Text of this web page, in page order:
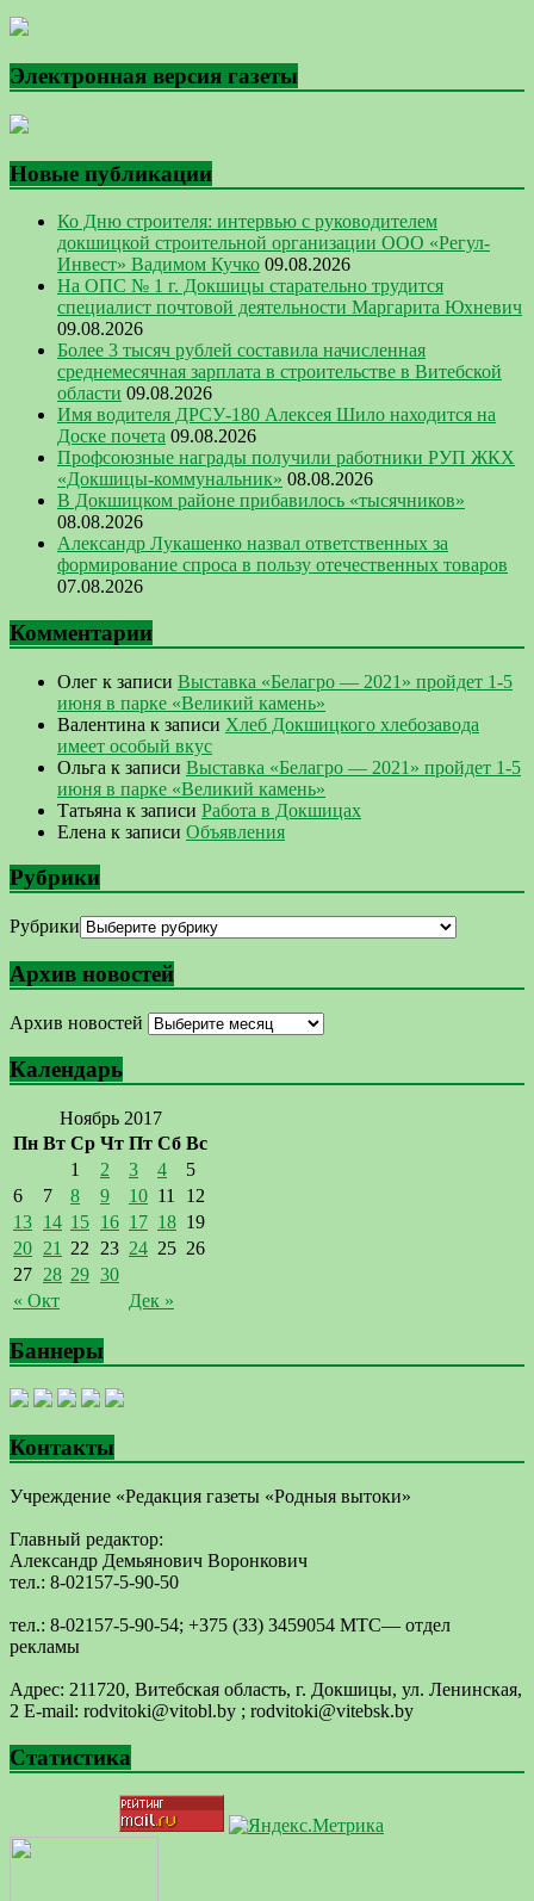
Электронная версия газеты
Новые публикации
Ко Дню строителя: интервью с руководителем
докшицкой строительной организации ООО «Регул-
Инвест» Вадимом Кучко 09.08.2026
На ОПС № 1 г. Докшицы старательно трудится
специалист почтовой деятельности Маргарита Юхневич
09.08.2026
Более 3 тысяч рублей составила начисленная
среднемесячная зарплата в строительстве в Витебской
области 09.08.2026
Имя водителя ДРСУ-180 Алексея Шило находится на
Доске почета 09.08.2026
Профсоюзные награды получили работники РУП ЖКХ
«Докшицы-коммунальник» 08.08.2026
В Докшицком районе прибавилось «тысячников»
08.08.2026
Александр Лукашенко назвал ответственных за
формирование спроса в пользу отечественных товаров
07.08.2026
Комментарии
Олег к записи Выставка «Белагро — 2021» пройдет 1-5
июня в парке «Великий камень»
Валентина к записи Хлеб Докшицкого хлебозавода
имеет особый вкус
Ольга к записи Выставка «Белагро — 2021» пройдет 1-5
июня в парке «Великий камень»
Татьяна к записи Работа в Докшицах
Елена к записи Объявления
Рубрики
Рубрики
Архив новостей
Архив новостей
Календарь
Ноябрь 2017
Пн Вт Ср Чт Пт Сб Вс
« Окт Дек »
1 2 3 4
5
6
7 8 9 10 11
12
13 14 15 16 17 18 19
20 21 22 23 24 25 26
27 28 29 30
Баннеры
Контакты
Учреждение «Редакция газеты «Родныя вытоки»
Главный редактор:
Александр Демьянович Воронкович
тел.: 8-02157-5-90-50
тел.: 8-02157-5-90-54; +375 (33) 3459054 МТС— отдел
рекламы
Адрес: 211720, Витебская область, г. Докшицы, ул. Ленинская,
2 E-mail: ​rodvitoki@​​vitobl​.by ; rodvitoki@vitebsk.by
Статистика